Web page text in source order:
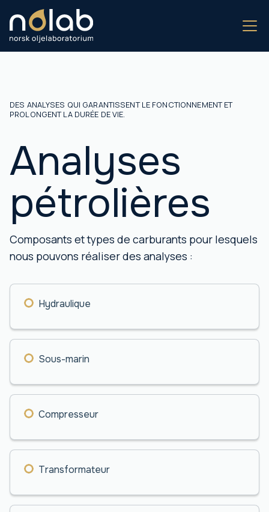
DES ANALYSES QUI GARANTISSENT LE FONCTIONNEMENT ET
PROLONGENT LA DURÉE DE VIE.
Analyses
pétrolières
Composants et types de carburants pour lesquels
nous pouvons réaliser des analyses :
Hydraulique
Sous-marin
Compresseur
Transformateur